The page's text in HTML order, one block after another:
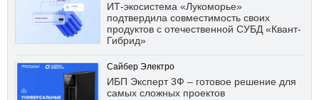
ИТ-экосистема «Лукоморье»
подтвердила совместимость своих
продуктов с отечественной СУБД «Квант-
Гибрид»
Сайбер Электро
ИБП Эксперт 3Ф – готовое решение для
самых сложных проектов